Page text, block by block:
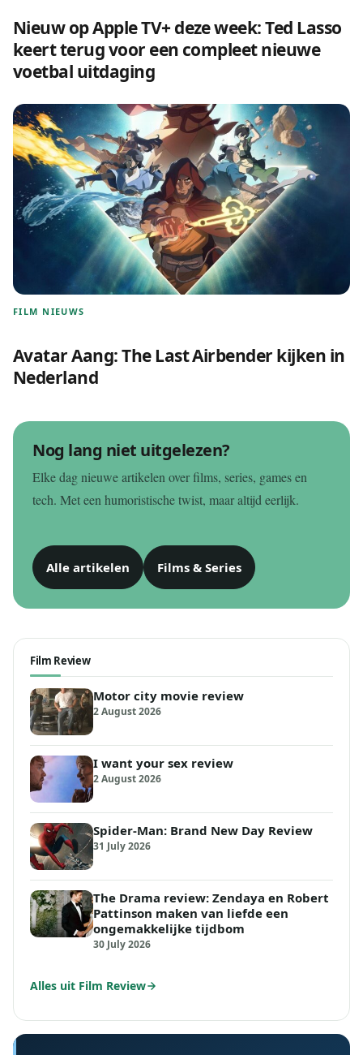
Nieuw op Apple TV+ deze week: Ted Lasso
keert terug voor een compleet nieuwe
voetbal uitdaging
FILM NIEUWS
Avatar Aang: The Last Airbender kijken in
Nederland
Nog lang niet uitgelezen?
Elke dag nieuwe artikelen over films, series, games en
tech. Met een humoristische twist, maar altijd eerlijk.
Alle artikelen Films & Series
Film Review
Motor city movie review
2 August 2026
I want your sex review
2 August 2026
Spider-Man: Brand New Day Review
31 July 2026
The Drama review: Zendaya en Robert
Pattinson maken van liefde een
ongemakkelijke tijdbom
30 July 2026
Alles uit Film Review